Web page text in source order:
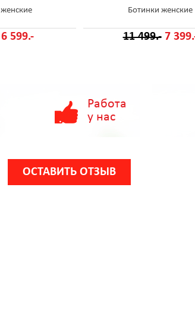
6 599.-
Ботинки женские
11 499.- 7
Работа
у нас
ОСТАВИТЬ ОТЗЫВ